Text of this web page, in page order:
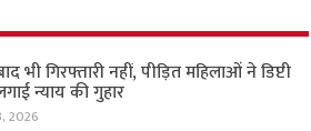
भी गिरफ्तारी नहीं, पीड़ित महिलाओं ने डिप्टी
न्याय की गुहार
2026